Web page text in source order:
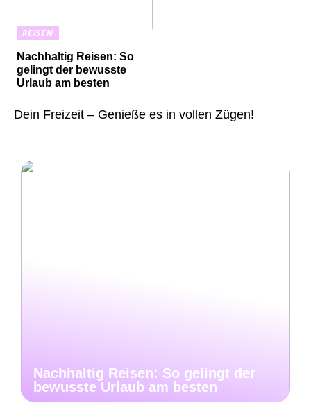
REISEN
Nachhaltig Reisen: So
gelingt der bewusste
Urlaub am besten
Dein Freizeit – Genieße es in vollen Zügen!
Nachhaltig Reisen: So gelingt der
bewusste Urlaub am besten